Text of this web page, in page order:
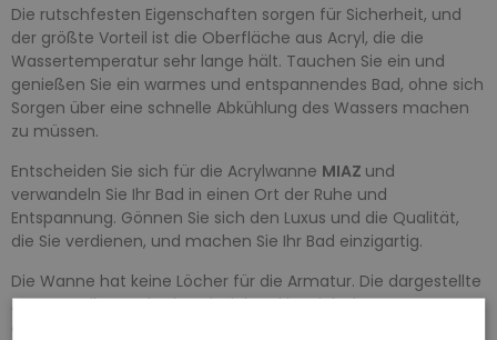
Die rutschfesten Eigenschaften sorgen für Sicherheit, und
der größte Vorteil ist die Oberfläche aus Acryl, die die
Wassertemperatur sehr lange hält. Tauchen Sie ein und
genießen Sie ein warmes und entspannendes Bad, ohne sich
Sorgen über eine schnelle Abkühlung des Wassers machen
zu müssen.
Entscheiden Sie sich für die Acrylwanne MIAZ und
verwandeln Sie Ihr Bad in einen Ort der Ruhe und
Entspannung. Gönnen Sie sich den Luxus und die Qualität,
die Sie verdienen, und machen Sie Ihr Bad einzigartig.
Die Wanne hat keine Löcher für die Armatur. Die dargestellte
Armatur gilt nur als ein Beispiel und ist nicht im Set